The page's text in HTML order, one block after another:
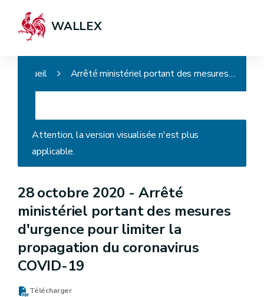
WALLEX
Accueil Arrêté ministériel portant des mesures d'urgence pour limiter la propagation du coronavirus COVID-19
Attention, la version visualisée n'est plus
applicable.
28 octobre 2020 - Arrêté
ministériel portant des mesures
d'urgence pour limiter la
propagation du coronavirus
COVID-19
Télécharger